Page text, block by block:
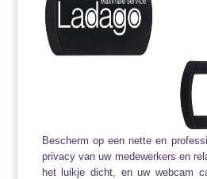
Bescherm op een nette en
privacy van uw medewerkers en
het luikje dicht, en uw webcam